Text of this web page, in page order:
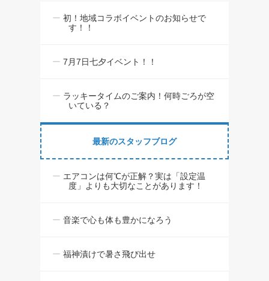
初！地域コラボイベントのお知らせで
す！！
7月7日七夕イベント！！
ラッキータイムのご案内！何時ごろが空
いている？
最新のスタッフブログ
エアコンは何℃が正解？実は「設定温
度」よりも大切なことがあります！
音楽で心も体も豊かになろう
福神漬けで暑さ飛び出せ